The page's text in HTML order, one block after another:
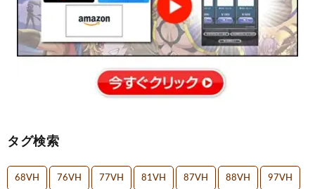
タグ検索
68VH 76VH 77VH 81VH 87VH 88VH 97VH